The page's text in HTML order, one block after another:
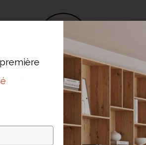
au mur
au mur avec des équerres est
recommandée pour tous les meubles
Elles mesurent 5,5 par 7 cm. À
en compte lors du calcul des marges.